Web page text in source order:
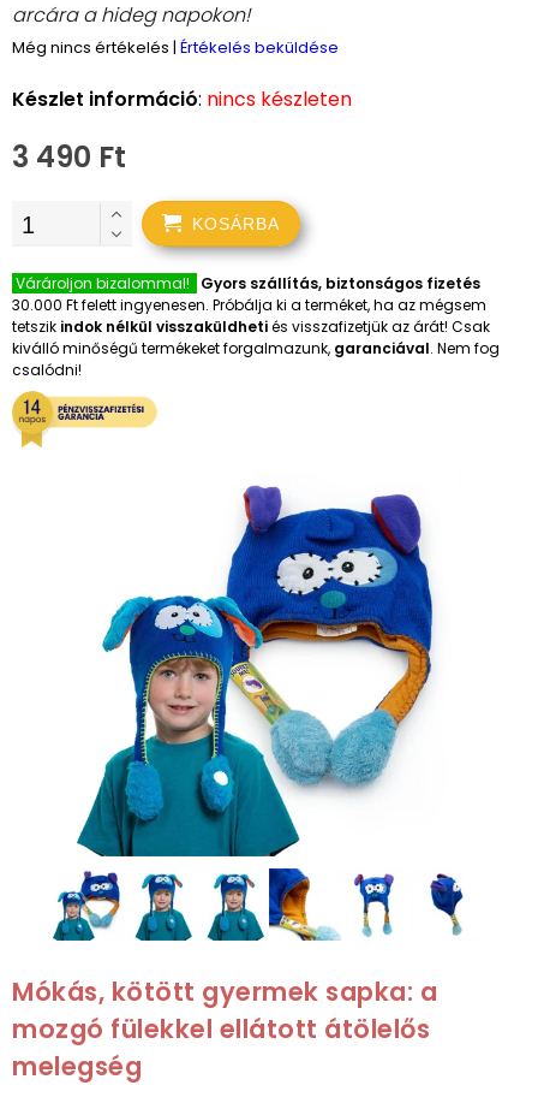
arcára a hideg napokon!
Még nincs értékelés | Értékelés beküldése
Készlet információ: nincs készleten
3 490 Ft
KOSÁRBA
Várároljon bizalommal!
Gyors szállítás, biztonságos fizetés
30.000 Ft felett ingyenesen. Próbálja ki a terméket, ha az mégsem
tetszik indok nélkül visszaküldhetiés visszafizetjük az árát! Csak
kiválló minőségű termékeket forgalmazunk, garanciával. Nem fog
csalódni!
Mókás, kötött gyermek sapka: a
mozgó fülekkel ellátott átölelős
melegség